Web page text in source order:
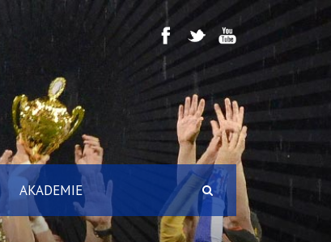
AKADEMIE